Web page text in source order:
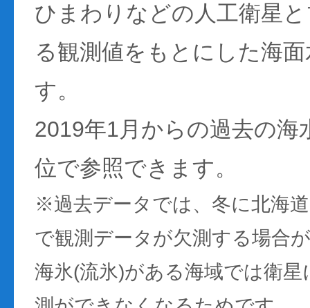
ひまわりなどの人工衛星
る観測値をもとにした海
す。
2019年1月からの過去の海
位で参照できます。
※過去データでは、冬に北海
で観測データが欠測する場合
海氷(流氷)がある海域では衛